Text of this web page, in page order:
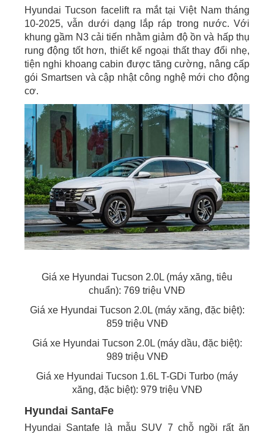
Hyundai Tucson facelift ra mắt tại Việt Nam tháng
10-2025, vẫn dưới dạng lắp ráp trong nước. Với
khung gầm N3 cải tiến nhằm giảm độ ồn và hấp thụ
rung động tốt hơn, thiết kế ngoại thất thay đổi nhẹ,
tiện nghi khoang cabin được tăng cường, nâng cấp
gói Smartsen và cập nhật công nghệ mới cho động
cơ.
Giá xe Hyundai Tucson 2.0L (máy xăng, tiêu
chuẩn): 769 triệu VNĐ
Giá xe Hyundai Tucson 2.0L (máy xăng, đặc biệt):
859 triệu VNĐ
Giá xe Hyundai Tucson 2.0L (máy dầu, đặc biệt):
989 triệu VNĐ
Giá xe Hyundai Tucson 1.6L T-GDi Turbo (máy
xăng, đặc biệt): 979 triệu VNĐ
Hyundai SantaFe
Hyundai Santafe là mẫu SUV 7 chỗ ngồi rất ăn